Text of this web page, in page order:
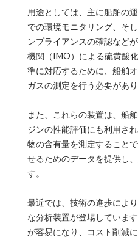
用途としては、主に船舶の
での環境モニタリング、そ
ンプライアンスの確認など
機関（IMO）による硫黄酸
準に対応するために、船舶
ガスの測定を行う必要があり
また、これらの装置は、船
ジンの性能評価にも利用さ
物の含有量を測定すること
せるためのデータを提供し
す。
最近では、技術の進歩によ
な分析装置が登場していま
が容易になり、コスト削減